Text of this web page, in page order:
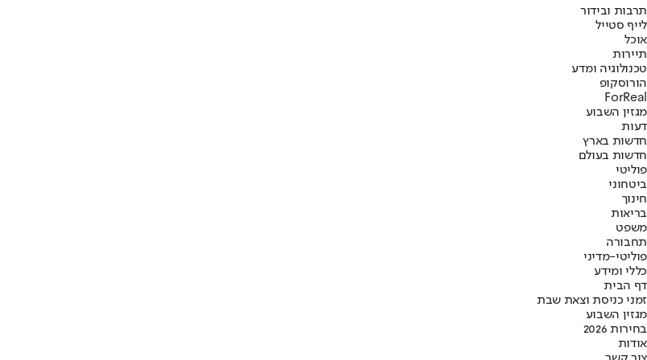
תרבות ובידור
לייף סטייל
אוכל
תיירות
טכנולוגיה ומדע
הורוסקופ
ForReal
מגזין השבוע
דעות
חדשות בארץ
חדשות בעולם
פוליטי
ביטחוני
חינוך
בריאות
משפט
תחבורה
פוליטי-מדיני
כללי ומידע
דף הבית
זמני כניסת וצאת שבת
מגזין השבוע
בחירות 2026
אודות